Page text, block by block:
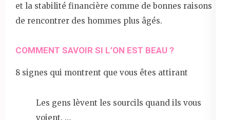
et la stabilité financière comme de bonnes raisons
de rencontrer des hommes plus âgés.
COMMENT SAVOIR SI L’ON EST BEAU ?
8 signes qui montrent que vous êtes attirant
Les gens lèvent les sourcils quand ils vous
voient. …